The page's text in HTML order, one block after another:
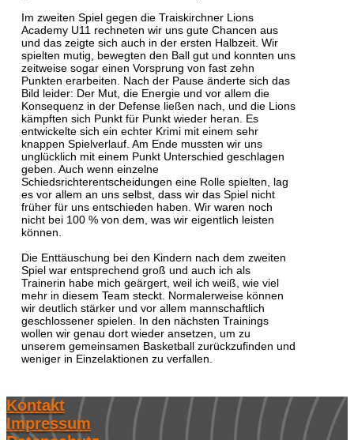
Im zweiten Spiel gegen die Traiskirchner Lions
Academy U11 rechneten wir uns gute Chancen aus
und das zeigte sich auch in der ersten Halbzeit. Wir
spielten mutig, bewegten den Ball gut und konnten uns
zeitweise sogar einen Vorsprung von fast zehn
Punkten erarbeiten. Nach der Pause änderte sich das
Bild leider: Der Mut, die Energie und vor allem die
Konsequenz in der Defense ließen nach, und die Lions
kämpften sich Punkt für Punkt wieder heran. Es
entwickelte sich ein echter Krimi mit einem sehr
knappen Spielverlauf. Am Ende mussten wir uns
unglücklich mit einem Punkt Unterschied geschlagen
geben. Auch wenn einzelne
Schiedsrichterentscheidungen eine Rolle spielten, lag
es vor allem an uns selbst, dass wir das Spiel nicht
früher für uns entschieden haben. Wir waren noch
nicht bei 100 % von dem, was wir eigentlich leisten
können.
Die Enttäuschung bei den Kindern nach dem zweiten
Spiel war entsprechend groß und auch ich als
Trainerin habe mich geärgert, weil ich weiß, wie viel
mehr in diesem Team steckt. Normalerweise können
wir deutlich stärker und vor allem mannschaftlich
geschlossener spielen. In den nächsten Trainings
wollen wir genau dort wieder ansetzen, um zu
unserem gemeinsamen Basketball zurückzufinden und
weniger in Einzelaktionen zu verfallen.
Kontakt
Impressum